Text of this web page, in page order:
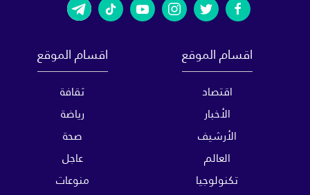
اقسام الموقع
اقتصاد
الأخبار
الأرشيف
العالم
تكنولوجيا
اقسام الموقع
ثقافة
رياضة
صحة
عاجل
منوعات